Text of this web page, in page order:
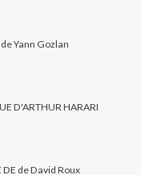
Yann Gozlan
D'ARTHUR HARARI
DE de David Roux